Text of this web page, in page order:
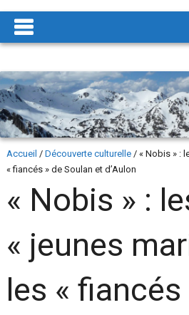
Accueil / Découverte culturelle/ « Nobis » :
« fiancés » de Soulan et d’Aulon
« Nobis » :
« jeunes
les « fiancés